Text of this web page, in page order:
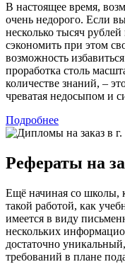
В настоящее время,
очень недорого. Если
несколько тысяч
сэкономить при этом
возможность
проработка столь
количестве знаний, –
чреватая недосыпом и
Подробнее
Рефераты на
Ещё начиная со школы,
такой работой, как
имеется в виду
нескольких
достаточно
требований в плане